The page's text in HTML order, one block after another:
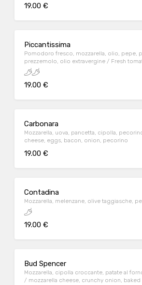
19.00 €
Piccantissima
Pomodoro fresco, mozzarella, olio, pepe,
prezzemolo, olio extravergine / Fresh
cheese, black pepper, chilli pepper,
19.00 €
Carbonara
Mozzarella, uova, pancetta, cipolla,
cheese, eggs, bacon, onion, pecorino
19.00 €
Contadina
Mozzarella, melenzane, olive taggiasche,
19.00 €
Bud Spencer
Mozzarella, cipolla croccante, patate al forno, pancetta,
/ mozzarella cheese, crunchy onion,